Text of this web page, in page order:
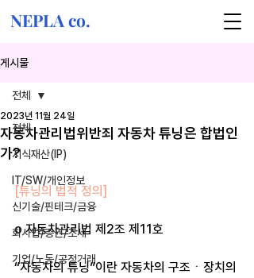
NEPLA co.
게시물
전체
지식재산(IP)
IT/SW/개인정보
신기술/핀테크/금융
회사법/증권/조세
기업/노동/공정거래
전체
자동차관리법위반죄 자동차 튜닝은 합법인
가?
2023년 11월 24일
[튜닝의 법적 정의]
o 자동차관리법 제2조 제11호
“자동차의 튜닝”이란 자동차의 구조ㆍ장치의